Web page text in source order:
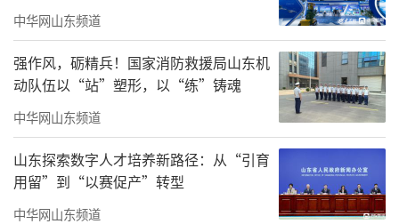
人般的关怀，提供应急援助、清洗服务等温情
举措，全年打造800余场特色活动，满足各年龄
段业主的文化生活需求。同时，积极融入AI等数
字化技术，用科技赋能服务升级，既提升了物
业服务效率，也为业主带来更智能的生活体
验。
中华网山东频道
强作风，砺精兵！国家消防救援局山东机
动队伍以“站”塑形，以“练”铸魂
中华网山东频道
山东探索数字人才培养新路径：从“引育
用留”到“以赛促产”转型
中华网山东频道